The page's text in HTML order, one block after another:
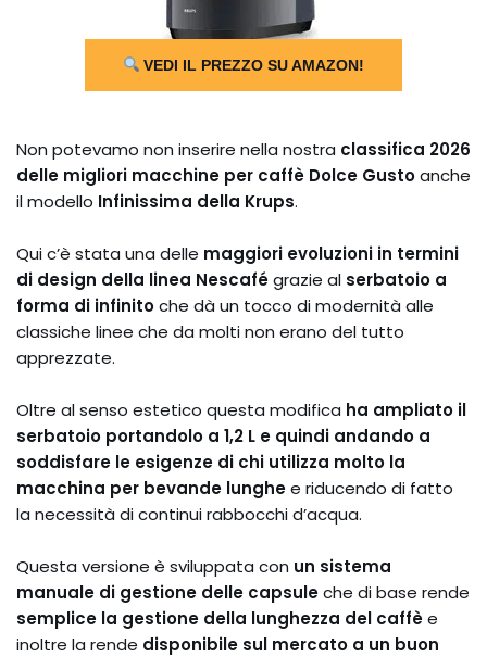
VEDI IL PREZZO SU AMAZON!
Non potevamo non inserire nella nostra classifica 2026
delle migliori macchine per caffè Dolce Gustoanche
il modello Infinissima della Krups.
Qui c’è stata una delle maggiori evoluzioni in termini
di design della linea Nescafégrazie al serbatoio a
forma di infinitoche dà un tocco di modernità alle
classiche linee che da molti non erano del tutto
apprezzate.
Oltre al senso estetico questa modifica ha ampliato il
serbatoio portandolo a 1,2 L e quindi andando a
soddisfare le esigenze di chi utilizza molto la
macchina per bevande lunghee riducendo di fatto
la necessità di continui rabbocchi d’acqua.
Questa versione è sviluppata con un sistema
manuale di gestione delle capsuleche di base rende
semplice la gestione della lunghezza del caffèe
inoltre la rende disponibile sul mercato a un buon